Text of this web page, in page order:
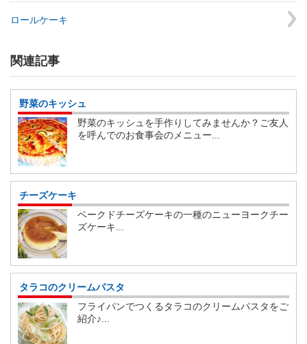
ロールケーキ
関連記事
野菜のキッシュ
野菜のキッシュを手作りしてみませんか？ご友人
を呼んでのお食事会のメニュー...
チーズケーキ
ベークドチーズケーキの一種のニューヨークチー
ズケーキ...
タラコのクリームパスタ
フライパンでつくるタラコのクリームパスタをご
紹介♪...